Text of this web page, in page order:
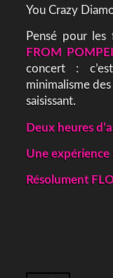
You Crazy
Pensé pour les
FROM
concert :
minimalisme
saisissant.
Deux heures
Une expérience
Résolument